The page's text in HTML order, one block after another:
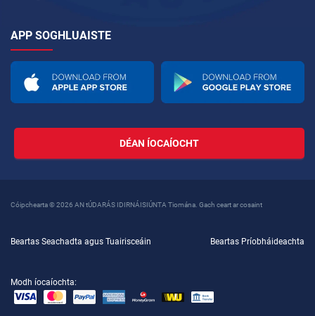
APP SOGHLUAISTE
DÉAN ÍOCAÍOCHT
Cóipchearta © 2026 AN tÚDARÁS IDIRNÁISIÚNTA Tiomána. Gach ceart ar cosaint
Beartas Seachadta agus Tuairisceáin Beartas Príobháideachta
Modh íocaíochta: